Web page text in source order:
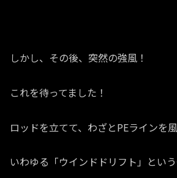
しかし、その後、突然の強風！
これを待ってました！
ロッドを立てて、わざとPEラインを
いわゆる「ウインドドリフト」という